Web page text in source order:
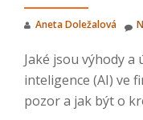
Aneta Doležalová
Jaké jsou výhody
inteligence (AI) ve
pozor a jak být o